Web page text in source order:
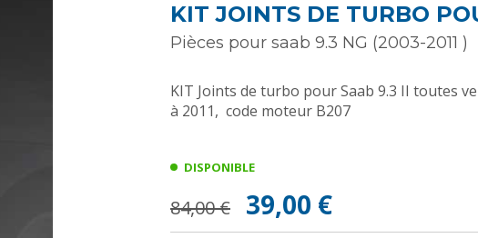
KIT JOINTS DE TURBO
Pièces pour saab 9.3 NG (2003-2011 )
KIT Joints de turbo pour Saab 9.3 II toutes
à 2011, code moteur B207
DISPONIBLE
84,00 € 39,00 €